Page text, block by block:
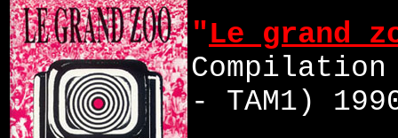
"Le grand
- TAM1)